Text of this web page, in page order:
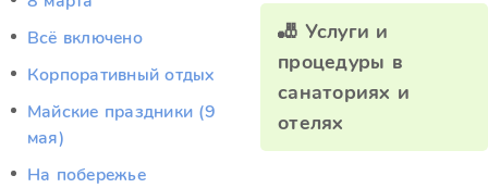
Всё включено
Корпоративный отдых
Майские праздники (9
мая)
На побережье
🎳 Услуги и
процедуры в
санаториях и
отелях